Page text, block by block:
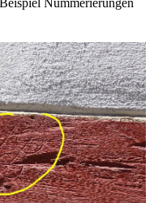
Nummerierungen